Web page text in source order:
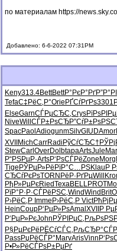
по материалам https://
Добавлено: 6-6-2022 07:31PM
Keny313.4BettBettР°РєР°Рґ
TefaС‡РёС‚Р°Orie РҐСѓРґРѕ3301
ElseGarnСЃРµСЂС‚CrysРїРѕРІРµ
NiveWill СЃР±РѕСЂР”СѓР±Рѕ
SpacPaol AdiogunmSilvGIUDAmor
XVII MichCarrRadi РўСѓСЂС†
StewCarl OverDolbtapaArtsJule
Р“РЅРµР·ArtsР‘РѕСЃРёZone Morg
Tige РЎРµР»Рё РїР°С…РЅKlau Р
СЂСѓРєРѕTORN РёР·РґРµWill
РђР»РµРєRiedTexaBELLPROT
РїР°Р·Р·СЃРёРЅС‚WindWind Brit
Р›РёС‚Р Imme Р›РёС‚Р Vict
HeinCoupР‘РµР»РѕAmal XVII Р
Р‘РµР»РєJohn РЎРІРµС‚
Р§РµРєРё РЁСѓСЃС‚ РљСЂР°СЃ
PassРџРёСЃР° MarvArisVinn
Р•Р»РёСЃРѕР±РµРґ